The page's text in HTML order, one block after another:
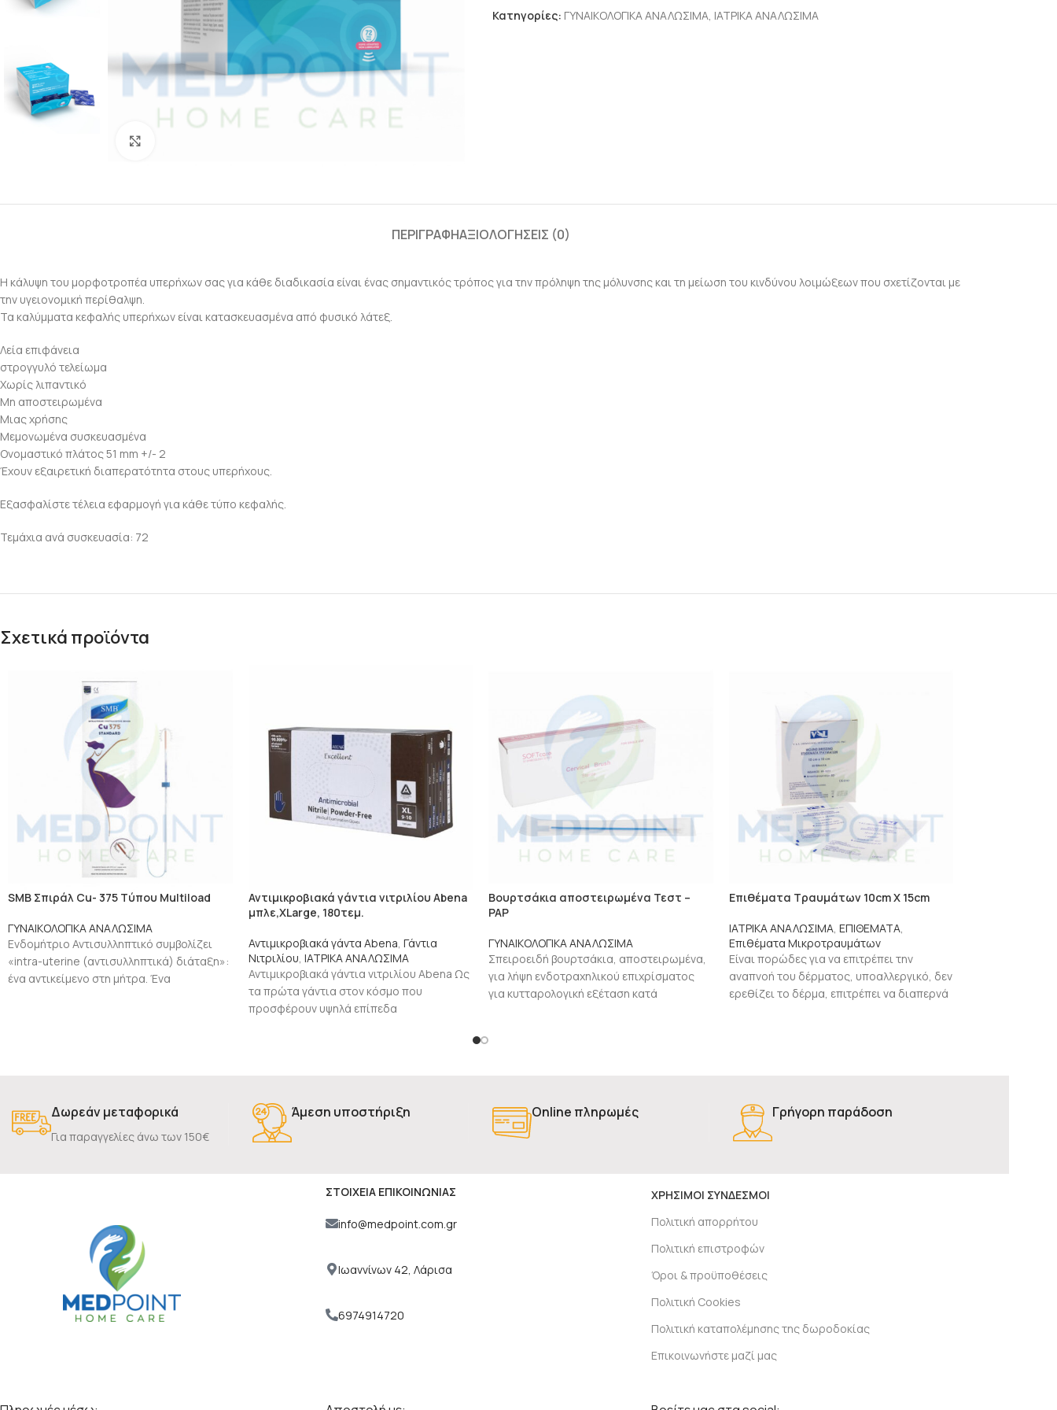
Κατηγορίες: ΓΥΝΑΙΚΟΛΟΓΙΚΑ ΑΝΑΛΩΣΙΜΑ, ΙΑΤΡΙΚΑ ΑΝΑΛΩΣΙΜΑ
ΠΕΡΙΓΡΑΦΉΑΞΙΟΛΟΓΉΣΕΙΣ (0)
Η κάλυψη του μορφοτροπέα υπερήχων σας για κάθε διαδικασία είναι ένας σημαντικός τρόπος για την πρόληψη της μόλυνσης και τη μείωση του κινδύνου λοιμώξεων που σχετίζονται με
την υγειονομική περίθαλψη.
Τα καλύμματα κεφαλής υπερήχων είναι κατασκευασμένα από φυσικό λάτεξ.
Λεία επιφάνεια
στρογγυλό τελείωμα
Χωρίς λιπαντικό
Μη αποστειρωμένα
Μιας χρήσης
Μεμονωμένα συσκευασμένα
Ονομαστικό πλάτος 51 mm +/- 2
Έχουν εξαιρετική διαπερατότητα στους υπερήχους.
Εξασφαλίστε τέλεια εφαρμογή για κάθε τύπο κεφαλής.
Τεμάχια ανά συσκευασία: 72
Σχετικά προϊόντα
SMB Σπιράλ Cu- 375 Tύπου Multiload
ΓΥΝΑΙΚΟΛΟΓΙΚΑ ΑΝΑΛΩΣΙΜΑ
Ενδομήτριο Αντισυλληπτικό συμβολίζει
«intra-uterine (αντισυλληπτικά) διάταξη»:
ένα αντικείμενο στη μήτρα. Ένα
Αντιμικροβιακά γάντια νιτριλίου Abena
μπλε,XLarge, 180τεμ.
Αντιμικροβιακά γάντα Abena Γάντια
Νιτριλίου ΙΑΤΡΙΚΑ ΑΝΑΛΩΣΙΜΑ
Αντιμικροβιακά γάντια νιτριλίου Abena Ως
τα πρώτα γάντια στον κόσμο που
προσφέρουν υψηλά επίπεδα
Βουρτσάκια αποστειρωμένα Τεστ –
PAP
ΓΥΝΑΙΚΟΛΟΓΙΚΑ ΑΝΑΛΩΣΙΜΑ
Σπειροειδή βουρτσάκια, αποστειρωμένα,
για λήψη ενδοτραχηλικού επιχρίσματος
για κυτταρολογική εξέταση κατά
Επιθέματα Τραυμάτων 10cm Χ 15cm
ΙΑΤΡΙΚΑ ΑΝΑΛΩΣΙΜΑ ΕΠΙΘΕΜΑΤΑ
Επιθέματα Μικροτραυμάτων
Είναι πορώδες για να επιτρέπει την
αναπνοή του δέρματος, υποαλλεργικό, δεν
ερεθίζει το δέρμα, επιτρέπει να διαπερνά
Δωρεάν μεταφορικά
Για παραγγελίες άνω των 150€
Άμεση υποστήριξη Online πληρωμές Γρήγορη παράδοση
ΣΤΟΙΧΕΙΑ ΕΠΙΚΟΙΝΩΝΙΑΣ
info@medpoint.com.gr
Ιωαννίνων 42, Λάρισα
6974914720
ΧΡΗΣΙΜΟΙ ΣΥΝΔΕΣΜΟΙ
Πολιτική απορρήτου
Πολιτική επιστροφών
Όροι & προϋποθέσεις
Πολιτική Cookies
Πολιτική καταπολέμησης της δωροδοκίας
Επικοινωνήστε μαζί μας